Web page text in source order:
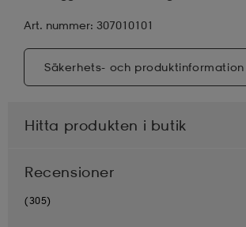
Art. nummer: 307010101
Säkerhets- och produktinformation
Hitta produkten i butik
Recensioner
(305)